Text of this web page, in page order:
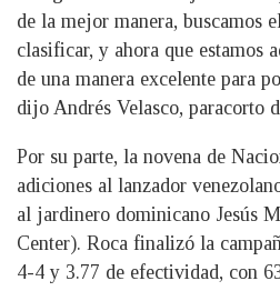
de la mejor manera, buscamos
clasificar, y ahora que estamos
de una manera excelente para
dijo Andrés Velasco, paracorto
Por su parte, la novena de
adiciones al lanzador
al jardinero dominicano Jesús
Center). Roca finalizó la
4-4 y 3.77 de efectividad, con